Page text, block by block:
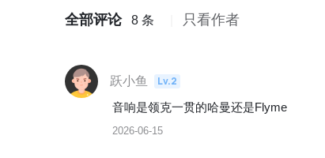
全部评论 8 条 只看作者
跃小鱼
Lv.2
音响是领克一贯的哈曼还是Flyme
2026-06-15